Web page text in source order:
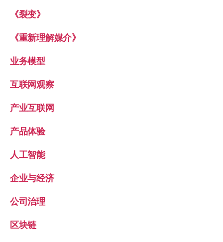
《裂变》
《重新理解媒介》
业务模型
互联网观察
产业互联网
产品体验
人工智能
企业与经济
公司治理
区块链